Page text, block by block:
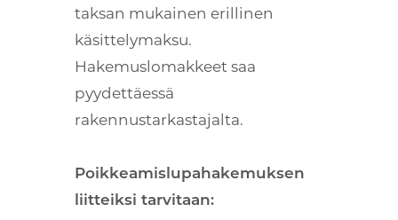
taksan mukainen erillinen
käsittelymaksu.
Hakemuslomakkeet saa
pyydettäessä
rakennustarkastajalta.
Poikkeamislupahakemuksen
liitteiksi tarvitaan: